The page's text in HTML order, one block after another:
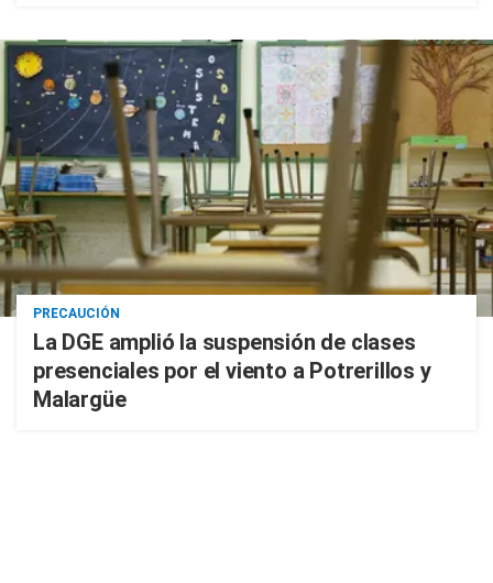
PRECAUCIÓN
La DGE amplió la suspensión de clases
presenciales por el viento a Potrerillos y
Malargüe